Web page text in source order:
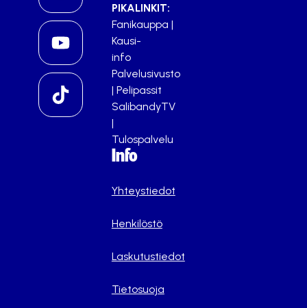
PIKALINKIT:
Fanikauppa |
Kausi-
info
Palvelusivusto
| Pelipassit
SalibandyTV
|
Tulospalvelu
Info
Yhteystiedot
Henkilöstö
Laskutustiedot
Tietosuoja